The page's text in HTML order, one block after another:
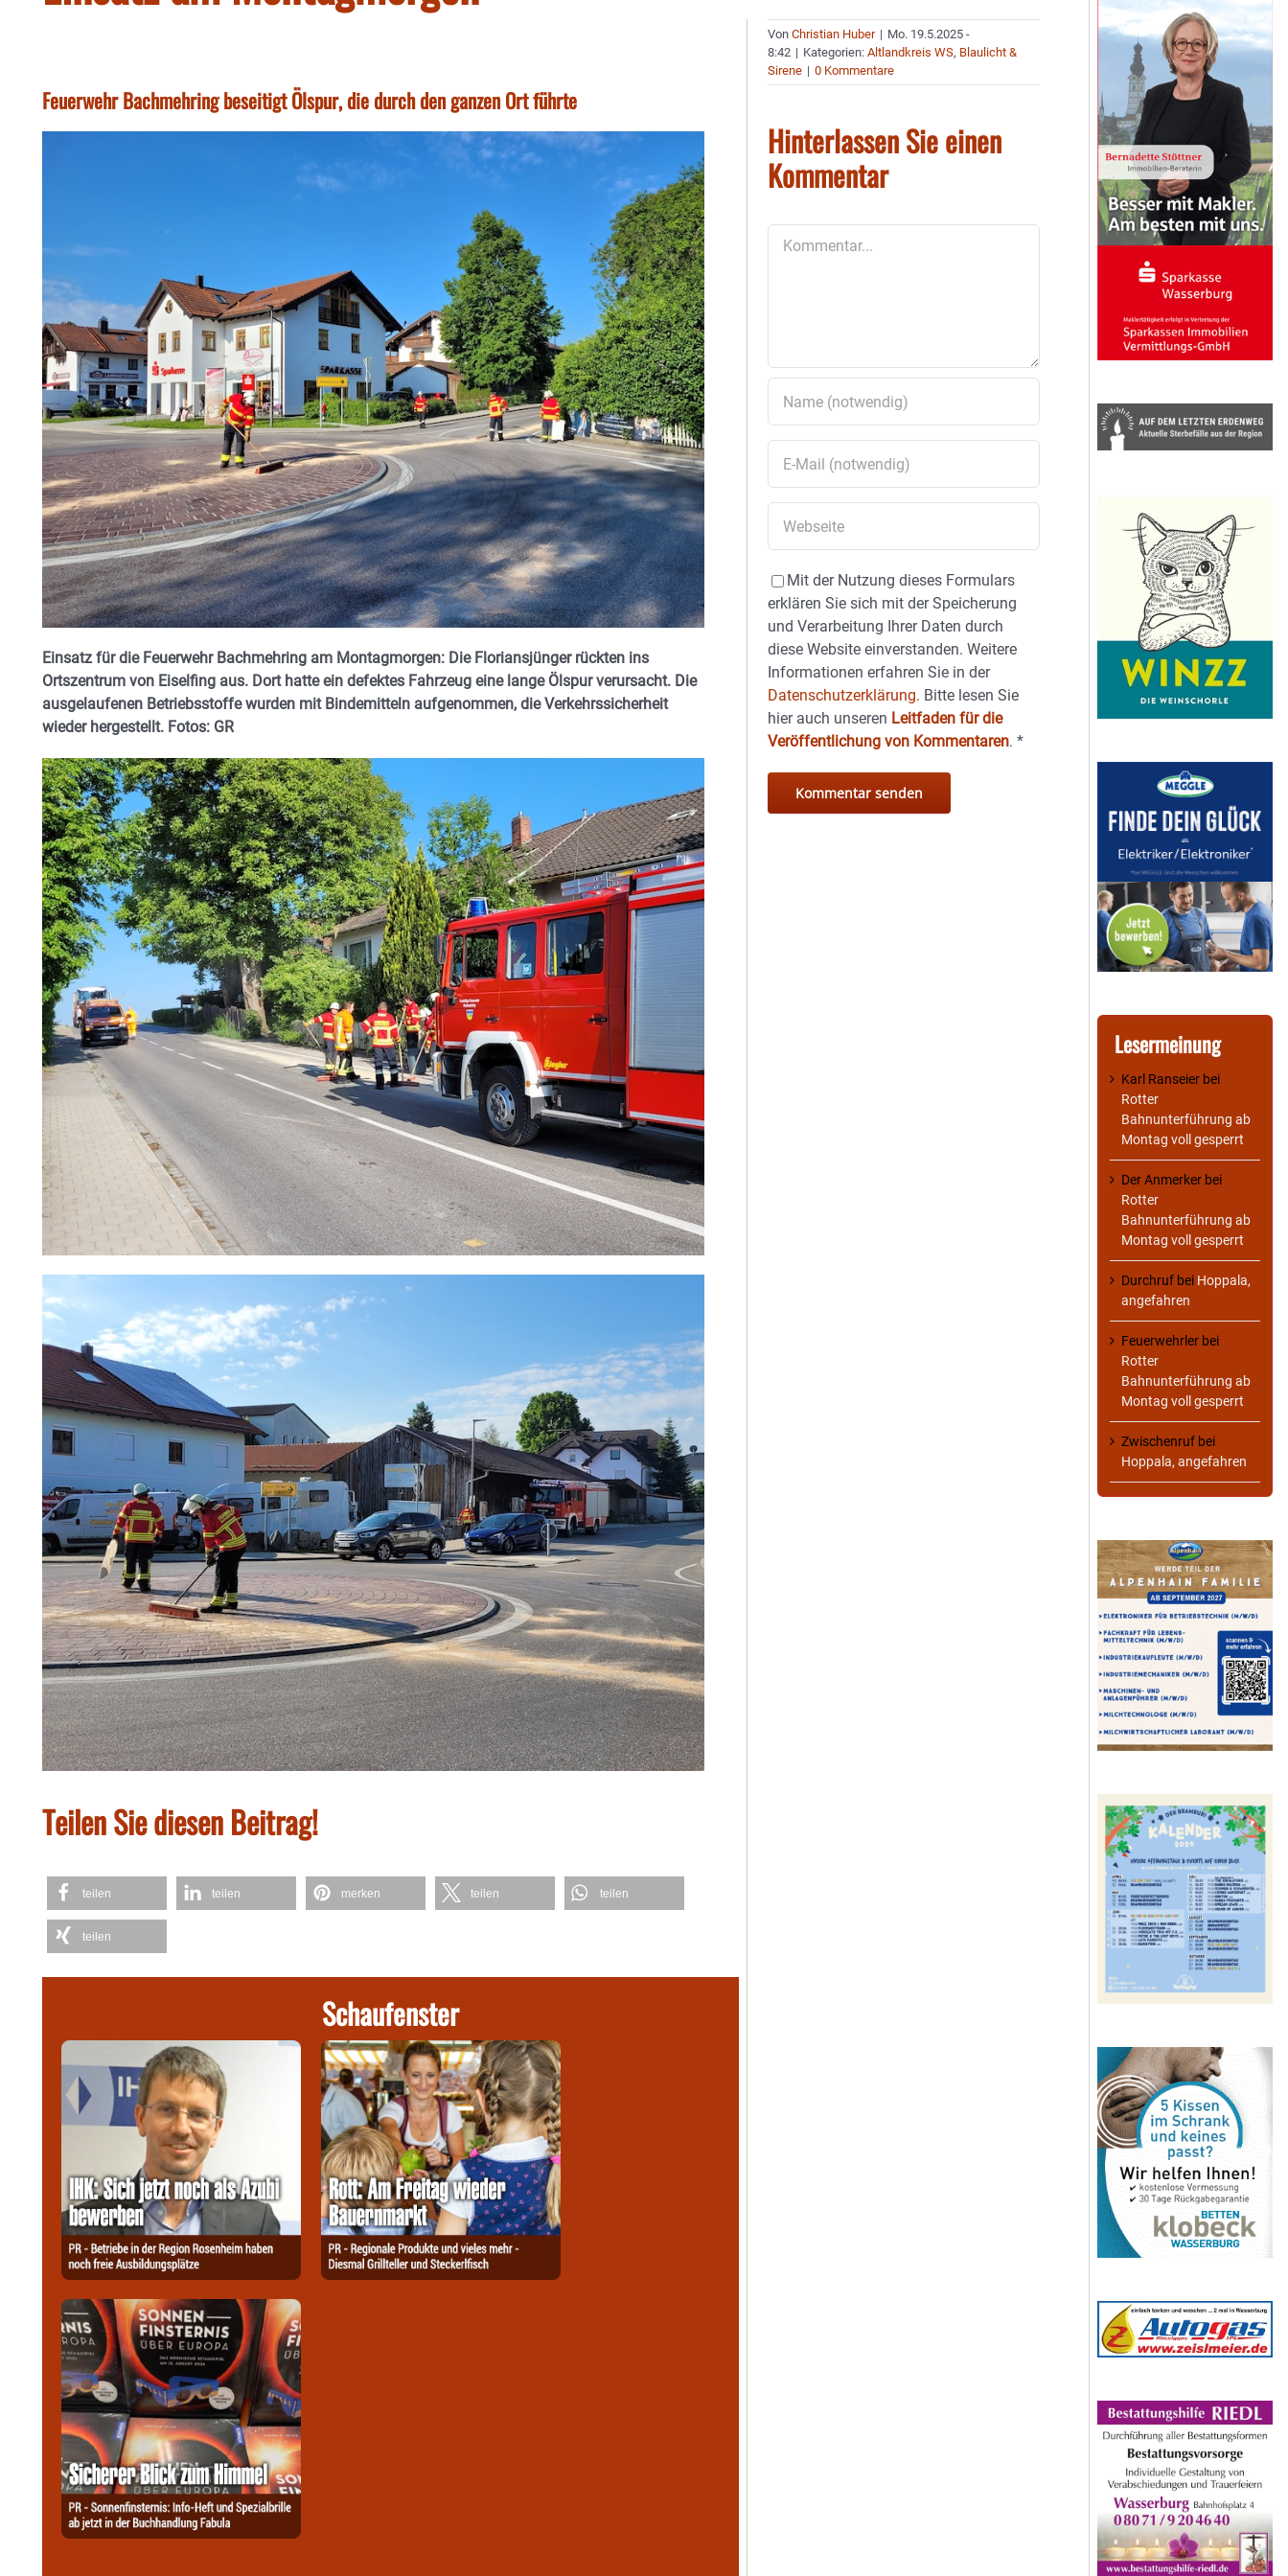
Feuerwehr Bachmehring beseitigt Ölspur, die durch den ganzen Ort führte
Einsatz für die Feuerwehr Bachmehring am Montagmorgen: Die Floriansjünger rückten ins
Ortszentrum von Eiselfing aus. Dort hatte ein defektes Fahrzeug eine lange Ölspur verursacht. Die
ausgelaufenen Betriebsstoffe wurden mit Bindemitteln aufgenommen, die Verkehrssicherheit
wieder hergestellt. Fotos: GR
Teilen Sie diesen Beitrag!
teilen teilen merken teilen teilen
teilen
Schaufenster
VonChristian Huber | Mo. 19.5.2025 -
8:42 | Kategorien:Altlandkreis WS, Blaulicht &
Sirene | 0 Kommentare
Hinterlassen Sie einen
Kommentar
Mit der Nutzung dieses Formulars
erklären Sie sich mit der Speicherung
und Verarbeitung Ihrer Daten durch
diese Website einverstanden. Weitere
Informationen erfahren Sie in der
Datenschutzerklärung. Bitte lesen Sie
hier auch unseren Leitfaden für die
Veröffentlichung von Kommentaren.*
Lesermeinung
Karl Ranseier bei
Rotter
Bahnunterführung ab
Montag voll gesperrt
Der Anmerker bei
Rotter
Bahnunterführung ab
Montag voll gesperrt
Durchruf bei Hoppala,
angefahren
Feuerwehrler bei
Rotter
Bahnunterführung ab
Montag voll gesperrt
Zwischenruf bei
Hoppala, angefahren